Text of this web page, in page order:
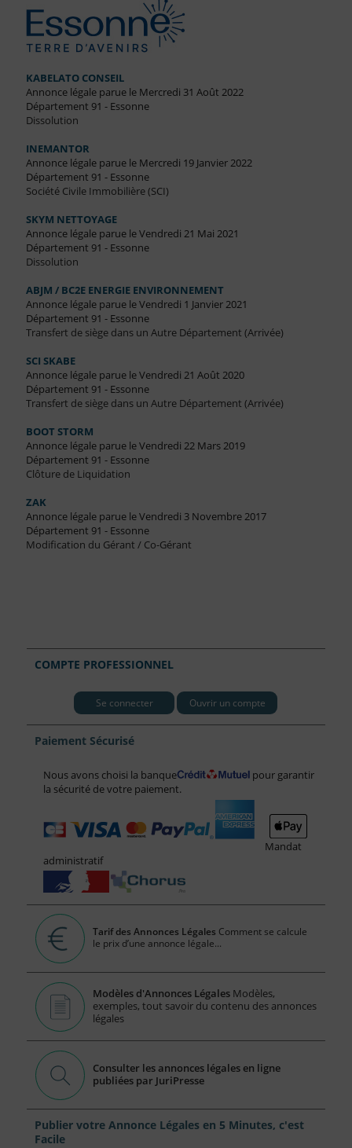
KABELATO CONSEIL
Annonce légale parue le Mercredi 31 Août 2022
Département 91 - Essonne
Dissolution
INEMANTOR
Annonce légale parue le Mercredi 19 Janvier 2022
Département 91 - Essonne
Société Civile Immobilière (SCI)
SKYM NETTOYAGE
Annonce légale parue le Vendredi 21 Mai 2021
Département 91 - Essonne
Dissolution
ABJM / BC2E ENERGIE ENVIRONNEMENT
Annonce légale parue le Vendredi 1 Janvier 2021
Département 91 - Essonne
Transfert de siège dans un Autre Département (Arrivée)
SCI SKABE
Annonce légale parue le Vendredi 21 Août 2020
Département 91 - Essonne
Transfert de siège dans un Autre Département (Arrivée)
BOOT STORM
Annonce légale parue le Vendredi 22 Mars 2019
Département 91 - Essonne
Clôture de Liquidation
ZAK
Annonce légale parue le Vendredi 3 Novembre 2017
Département 91 - Essonne
Modification du Gérant / Co-Gérant
COMPTE PROFESSIONNEL
Se connecter Ouvrir un compte
Paiement Sécurisé
Nous avons choisi la banque
pour garantir
la sécurité de votre paiement.
Mandat
administratif
Tarif des Annonces Légales Comment se calcule
le prix d’une annonce légale...
Modèles d'Annonces Légales Modèles,
exemples, tout savoir du contenu des annonces
légales
Consulter les annonces légales en ligne
publiées par JuriPresse
Publier votre Annonce Légales en 5 Minutes, c'est
Facile